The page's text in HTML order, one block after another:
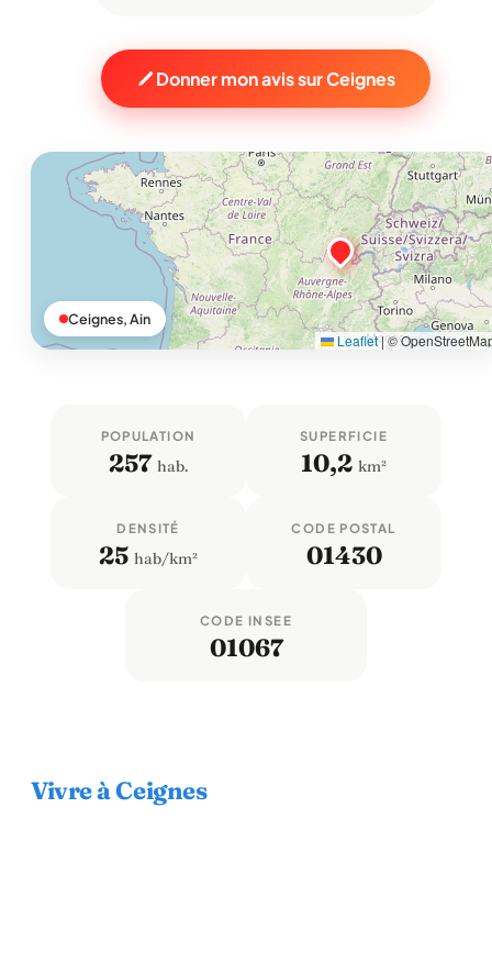
Donner mon avis sur Ceignes
Leaflet|©
Ceignes, Ain
POPULATION
257 hab.
SUPERFICIE
10,2 km²
DENSITÉ
25 hab/km²
CODE POSTAL
01430
CODE INSEE
01067
Vivre à Ceignes